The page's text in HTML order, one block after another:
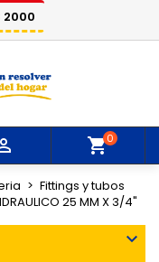
2000
0
Fittings y tubos
25 MM X 3/4"
×
×
×
en su
Iniciar sesión